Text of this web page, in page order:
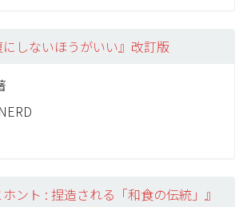
にしないほうがいい』改訂版
ホント : 捏造される「和食の伝統」』